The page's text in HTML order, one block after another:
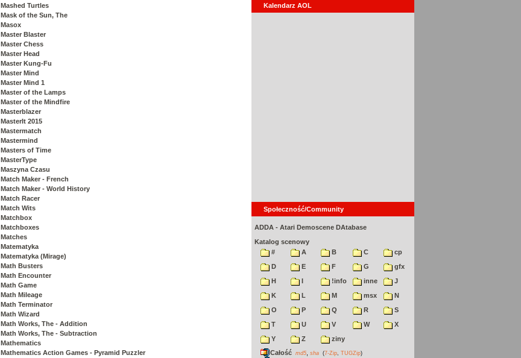
Mashed Turtles
Mask of the Sun, The
Masox
Master Blaster
Master Chess
Master Head
Master Kung-Fu
Master Mind
Master Mind 1
Master of the Lamps
Master of the Mindfire
Masterblazer
MasterIt 2015
Mastermatch
Mastermind
Masters of Time
MasterType
Maszyna Czasu
Match Maker - French
Match Maker - World History
Match Racer
Match Wits
Matchbox
Matchboxes
Matches
Matematyka
Matematyka (Mirage)
Math Busters
Math Encounter
Math Game
Math Mileage
Math Terminator
Math Wizard
Math Works, The - Addition
Math Works, The - Subtraction
Mathematics
Mathematics Action Games - Pyramid Puzzler
Kalendarz AOL
Społeczność/Community
ADDA - Atari Demoscene DAtabase
Katalog scenowy
#
A B C
cp
D
E F G
gfx
H
I !info inne
J
K
L M msx
N
O
P Q R
S
T
U V W
X
Y
Z
ziny
Całość md5 sha (7-Zip TUGZip)